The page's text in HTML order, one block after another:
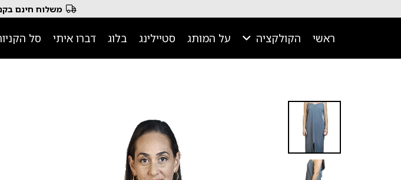
משלוח חינם בקנייה
ראשי הקולקציה על המותג סטיילינג בלוג דברו איתי סל